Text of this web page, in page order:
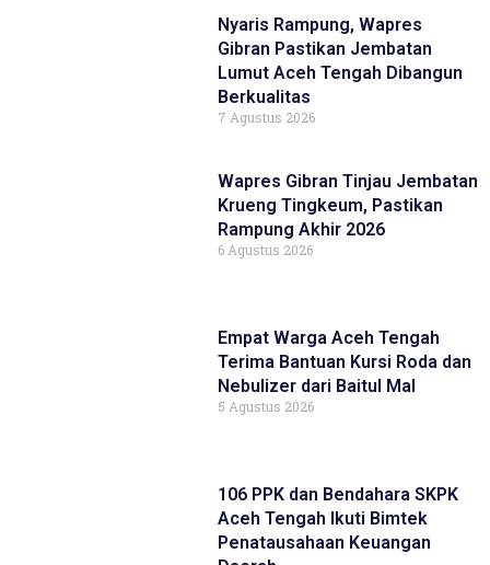
Nyaris Rampung, Wapres
Gibran Pastikan Jembatan
Lumut Aceh Tengah Dibangun
Berkualitas
7 Agustus 2026
Wapres Gibran Tinjau Jembatan
Krueng Tingkeum, Pastikan
Rampung Akhir 2026
6 Agustus 2026
Empat Warga Aceh Tengah
Terima Bantuan Kursi Roda dan
Nebulizer dari Baitul Mal
5 Agustus 2026
106 PPK dan Bendahara SKPK
Aceh Tengah Ikuti Bimtek
Penatausahaan Keuangan